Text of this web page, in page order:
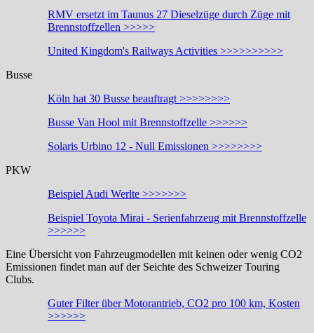
RMV ersetzt im Taunus 27 Dieselzüge durch Züge mit
Brennstoffzellen >>>>>
United Kingdom's Railways Activities >>>>>>>>>>
Busse
Köln hat 30 Busse beauftragt >>>>>>>>
Busse Van Hool mit Brennstoffzelle >>>>>>
Solaris Urbino 12 - Null Emissionen >>>>>>>>
PKW
Beispiel Audi Werlte >>>>>>>
Beispiel Toyota Mirai - Serienfahrzeug mit Brennstoffzelle
>>>>>>
Eine Übersicht von Fahrzeugmodellen mit keinen oder wenig CO2
Emissionen findet man auf der Seichte des Schweizer Touring
Clubs.
Guter Filter über Motorantrieb, CO2 pro 100 km, Kosten
>>>>>>